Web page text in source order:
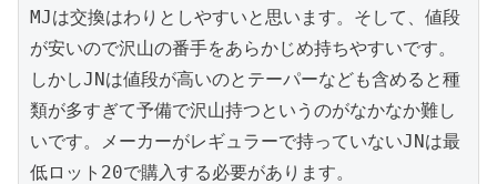
MJは交換はわりとしやすいと思います。そして、値段
が安いので沢山の番手をあらかじめ持ちやすいです。
しかしJNは値段が高いのとテーパーなども含めると種
類が多すぎて予備で沢山持つというのがなかなか難し
いです。メーカーがレギュラーで持っていないJNは最
低ロット20で購入する必要があります。